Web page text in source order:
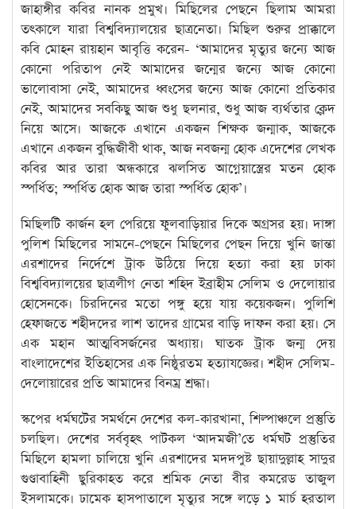
জাহাঙ্গীর কবির নানক প্রমুখ। মিছিলের পেছনে ছিলাম আমরা
তৎকালে যারা বিশ্ববিদ্যালয়ের ছাত্রনেতা। মিছিল শুরুর প্রাক্কালে
কবি মোহন রায়হান আবৃত্তি করেন- ‘আমাদের মৃত্যুর জন্যে আজ
কোনো পরিতাপ নেই আমাদের জন্মের জন্যে আজ কোনো
ভালোবাসা নেই, আমাদের ধ্বংসের জন্যে আজ কোনো প্রতিকার
নেই, আমাদের সবকিছু আজ শুধু ছলনার, শুধু আজ ব্যর্থতার ক্লেদ
নিয়ে আসে। আজকে এখানে একজন শিক্ষক জন্মাক, আজকে
এখানে একজন বুদ্ধিজীবী থাক, আজ নবজন্ম হোক এদেশের লেখক
কবির আর তারা অন্ধকারে ঝলসিত আগ্নেয়াস্ত্রের মতন হোক
স্পর্ধিত; স্পর্ধিত হোক আজ তারা স্পর্ধিত হোক’।
মিছিলটি কার্জন হল পেরিয়ে ফুলবাড়িয়ার দিকে অগ্রসর হয়। দাঙ্গা
পুলিশ মিছিলের সামনে-পেছনে মিছিলের পেছন দিয়ে খুনি জান্তা
এরশাদের নির্দেশে ট্রাক উঠিয়ে দিয়ে হত্যা করা হয় ঢাকা
বিশ্ববিদ্যালয়ের ছাত্রলীগ নেতা শহিদ ইব্রাহীম সেলিম ও দেলোয়ার
হোসেনকে। চিরদিনের মতো পঙ্গু হয়ে যায় কয়েকজন। পুলিশি
হেফাজতে শহীদদের লাশ তাদের গ্রামের বাড়ি দাফন করা হয়। সে
এক মহান আত্মবিসর্জনের অধ্যায়। ঘাতক ট্রাক জন্ম দেয়
বাংলাদেশের ইতিহাসের এক নিষ্ঠুরতম হত্যাযজ্ঞের। শহীদ সেলিম-
দেলোয়ারের প্রতি আমাদের বিনম্র শ্রদ্ধা।
স্কপের ধর্মঘটের সমর্থনে দেশের কল-কারখানা, শিল্পাঞ্চলে প্রস্তুতি
চলছিল। দেশের সর্ববৃহৎ পাটকল ‘আদমজী’তে ধর্মঘট প্রস্তুতির
মিছিলে হামলা চালিয়ে খুনি এরশাদের মদদপুষ্ট ছায়াদুল্লাহ সাদুর
গুণ্ডাবাহিনী ছুরিকাহত করে শ্রমিক নেতা বীর কমরেড তাজুল
ইসলামকে। ঢামেক হাসপাতালে মৃত্যুর সঙ্গে লড়ে ১ মার্চ হরতাল